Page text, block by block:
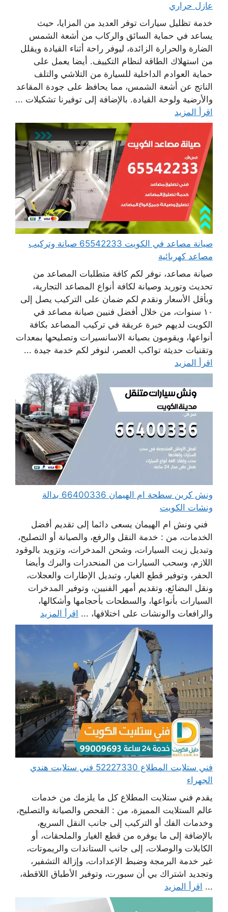
عازل حراري
خدمة تظليل سيارات توفر العديد من المزايا، حيث
يساعد في حماية السائق والركاب من أشعة الشمس
الضارة والحرارة الزائدة، ليوفر راحة أثناء القيادة ويقلل
من استهلاك الطاقة لنظام التكييف. أيضا يعمل على
حماية العوادم الداخلية للسيارة من التلاشي والتلف
الناتج عن أشعة الشمس، مما يحافظ على جودة المقاعد
والأرضية ولوحة القيادة. بالإضافة إلى توفيرنا تشكيلات ...
اقرأ المزيد
صيانة مصاعد في الكويت 65542233 صيانة وتركيب
مصاعد كهربائية
صيانة مصاعد، نوفر لكم كافة متطلبات المصاعد من
تحديث وتوريد وصيانة لكافة أنواع المصاعد التجارية،
وبأقل الأسعار ونقدم لكم ضمان على التركيب يصل إلى
١٠ سنوات، من خلال أفضل فنيين صيانة مصاعد في
الكويت لديهم خبرة عريقة في تركيب المصاعد بكافة
أنواعها، ويقومون بصيانة الاسانسيرات وتصليحها بمعدات
وتقنيات حديثة تواكب العصر، لنوفر لكم خدمة جيدة ...
اقرأ المزيد
ونش كرين سطحة ام الهيمان 66400336 بدالة
ونشات الكويت
فني ونش ام الهيمان يسعى دائما إلى تقديم أفضل
الخدمات، من : خدمة النقل والرفع، والصيانة أو التصليح،
وتبديل زيت السيارات، وشحن المدخرات، وتزويد بالوقود
اللازم، وسحب السيارات من المنحدرات والبرك وأيضا
الحفر، وتوفير قطع الغيار، وتبديل الإطارات والعجلات،
ونقل البضائع، وتقديم أمهر الفنيين، وتوفير المدخرات
السيارات بأنواعها، والسطحات بأحجامها وأشكالها،
والرافعات والونشات على اختلافها، ... اقرأ المزيد
فني ستلايت المطلاع 52227330 فني ستلايت هندي
الجهراء
يقدم فني ستلايت المطلاع كل ما يلزمك من خدمات
عالم الستلايت المميزة، من : الفحص والصيانة والتصليح،
وخدمات الفك أو التركيب إلى جانب النقل السريع،
بالإضافة إلى ما يوفره من قطع الغيار والملحقات، أو
الكابلات والوصلات، إلى جانب الستاندات والريموتات،
غير خدمة البرمجة وضبط الإعدادات، وإزالة التشفير،
وتجديد اشتراك بي أن سبورت، وتوفير الأطباق اللاقطة،
... اقرأ المزيد